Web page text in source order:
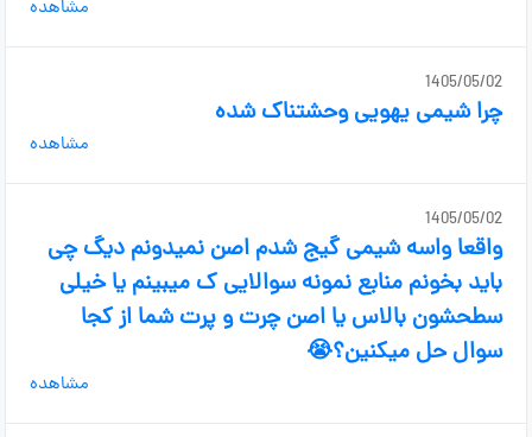
مشاهده
1405/05/02
چرا شیمی یهویی وحشتناک شده
مشاهده
1405/05/02
واقعا واسه شیمی گیج شدم اصن نمیدونم دیگ چی
باید بخونم منابع نمونه سوالایی ک میبینم یا خیلی
سطحشون بالاس یا اصن چرت و پرت شما از کجا
سوال حل میکنین؟😭
مشاهده